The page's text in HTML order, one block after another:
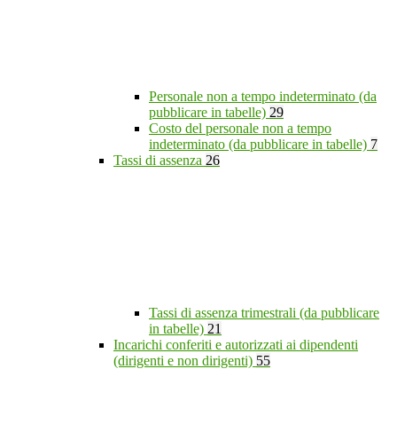
Personale non a tempo indeterminato (da
pubblicare in tabelle) 29
Costo del personale non a tempo
indeterminato (da pubblicare in tabelle) 7
Tassi di assenza 26
Tassi di assenza trimestrali (da pubblicare
in tabelle) 21
Incarichi conferiti e autorizzati ai dipendenti
(dirigenti e non dirigenti) 55